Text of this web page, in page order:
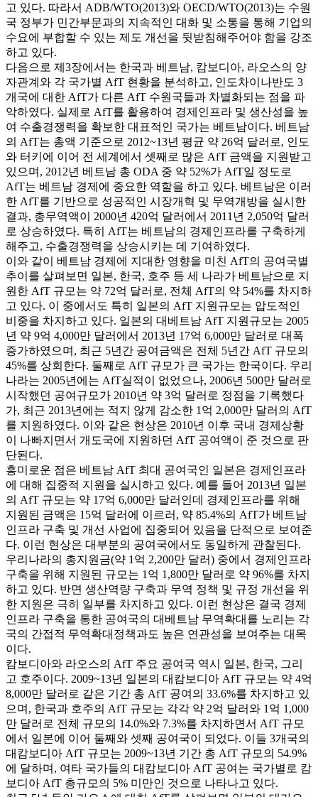
고 있다. 따라서 ADB/WTO(2013)와 OECD/WTO(2013)는 수원
국 정부가 민간부문과의 지속적인 대화 및 소통을 통해 기업의
수요에 부합할 수 있는 제도 개선을 뒷받침해주어야 함을 강조
하고 있다.
다음으로 제3장에서는 한국과 베트남, 캄보디아, 라오스의 양
자관계와 각 국가별 AfT 현황을 분석하고, 인도차이나반도 3
개국에 대한 AfT가 다른 AfT 수원국들과 차별화되는 점을 파
악하였다. 실제로 AfT를 활용하여 경제인프라 및 생산성을 높
여 수출경쟁력을 확보한 대표적인 국가는 베트남이다. 베트남
의 AfT는 총액 기준으로 2012~13년 평균 약 26억 달러로, 인도
와 터키에 이어 전 세계에서 셋째로 많은 AfT 금액을 지원받고
있으며, 2012년 베트남 총 ODA 중 약 52%가 AfT일 정도로
AfT는 베트남 경제에 중요한 역할을 하고 있다. 베트남은 이러
한 AfT를 기반으로 성공적인 시장개혁 및 무역개방을 실시한
결과, 총무역액이 2000년 420억 달러에서 2011년 2,050억 달러
로 상승하였다. 특히 AfT는 베트남의 경제인프라를 구축하게
해주고, 수출경쟁력을 상승시키는 데 기여하였다.
이와 같이 베트남 경제에 지대한 영향을 미친 AfT의 공여국별
추이를 살펴보면 일본, 한국, 호주 등 세 나라가 베트남으로 지
원한 AfT 규모는 약 72억 달러로, 전체 AfT의 약 54%를 차지하
고 있다. 이 중에서도 특히 일본의 AfT 지원규모는 압도적인
비중을 차지하고 있다. 일본의 대베트남 AfT 지원규모는 2005
년 약 9억 4,000만 달러에서 2013년 17억 6,000만 달러로 대폭
증가하였으며, 최근 5년간 공여금액은 전체 5년간 AfT 규모의
45%를 상회한다. 둘째로 AfT 규모가 큰 국가는 한국이다. 우리
나라는 2005년에는 AfT실적이 없었으나, 2006년 500만 달러로
시작했던 공여규모가 2010년 약 3억 달러로 정점을 기록했다
가, 최근 2013년에는 적지 않게 감소한 1억 2,000만 달러의 AfT
를 지원하였다. 이와 같은 현상은 2010년 이후 국내 경제상황
이 나빠지면서 개도국에 지원하던 AfT 공여액이 준 것으로 판
단된다.
흥미로운 점은 베트남 AfT 최대 공여국인 일본은 경제인프라
에 대해 집중적 지원을 실시하고 있다. 예를 들어 2013년 일본
의 AfT 규모는 약 17억 6,000만 달러인데 경제인프라를 위해
지원된 금액은 15억 달러에 이르러, 약 85.4%의 AfT가 베트남
인프라 구축 및 개선 사업에 집중되어 있음을 단적으로 보여준
다. 이런 현상은 대부분의 공여국에서도 동일하게 관찰된다.
우리나라의 총지원금(약 1억 2,200만 달러) 중에서 경제인프라
구축을 위해 지원된 규모는 1억 1,800만 달러로 약 96%를 차지
하고 있다. 반면 생산역량 구축과 무역 정책 및 규정 개선을 위
한 지원은 극히 일부를 차지하고 있다. 이런 현상은 결국 경제
인프라 구축을 통한 공여국의 대베트남 무역확대를 노리는 각
국의 간접적 무역확대정책과도 높은 연관성을 보여주는 대목
이다.
캄보디아와 라오스의 AfT 주요 공여국 역시 일본, 한국, 그리
고 호주이다. 2009~13년 일본의 대캄보디아 AfT 규모는 약 4억
8,000만 달러로 같은 기간 총 AfT 공여의 33.6%를 차지하고 있
으며, 한국과 호주의 AfT 규모는 각각 약 2억 달러와 1억 1,000
만 달러로 전체 규모의 14.0%와 7.3%를 차지하면서 AfT 규모
에서 일본에 이어 둘째와 셋째 공여국이 되었다. 이들 3개국의
대캄보디아 AfT 규모는 2009~13년 기간 총 AfT 규모의 54.9%
에 달하며, 여타 국가들의 대캄보디아 AfT 공여는 국가별로 캄
보디아 AfT 총규모의 5% 미만인 것으로 나타나고 있다.